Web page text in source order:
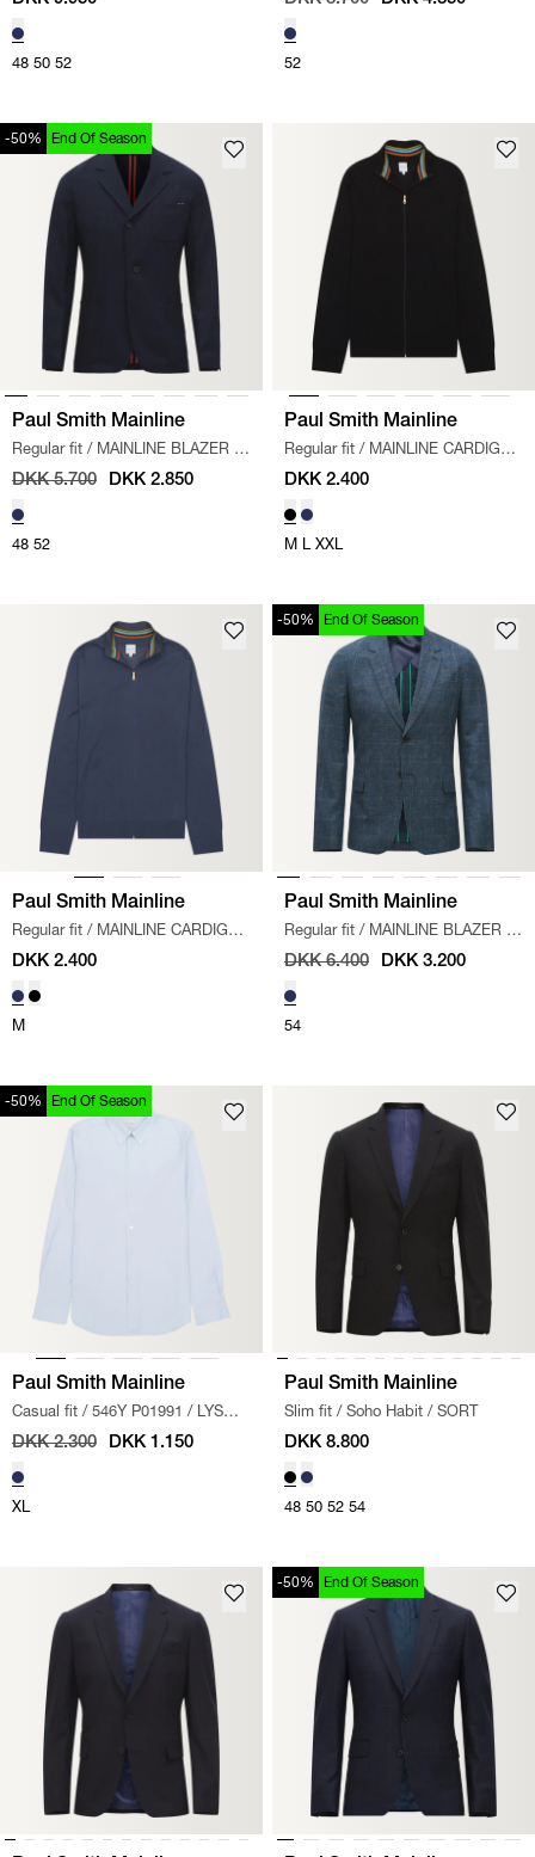
48 50 52 52
-50% End Of Season
Paul Smith Mainline
Regular fit / MAINLINE BLAZER /
NAVY
DKK 5.700 DKK 2.850
48 52
Paul Smith Mainline
Regular fit / MAINLINE CARDIGAN
/ SORT
DKK 2.400
M L XXL
Paul Smith Mainline
Regular fit / MAINLINE CARDIGAN
/ BLÅ/GRÅ
DKK 2.400
M
-50% End Of Season
Paul Smith Mainline
Regular fit / MAINLINE BLAZER /
BLÅ
DKK 6.400 DKK 3.200
54
-50% End Of Season
Paul Smith Mainline
Casual fit / 546Y P01991 / LYS
BLÅ
DKK 2.300 DKK 1.150
XL
Paul Smith Mainline
Slim fit / Soho Habit / SORT
DKK 8.800
48 50 52 54
-50% End Of Season